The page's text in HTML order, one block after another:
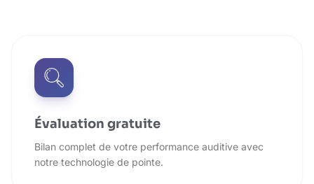
Évaluation gratuite
Bilan complet de votre performance auditive avec
notre technologie de pointe.